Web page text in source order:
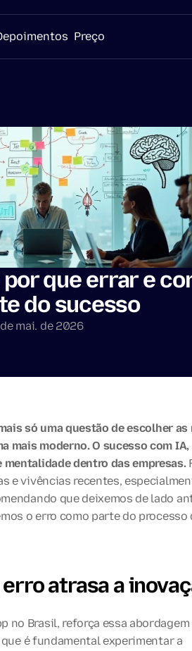
Preço
por que errar e
do sucesso
mai. de 2026
só uma questão de escolher as
mais moderno. O sucesso com
dentro das empresas.
e vivências recentes,
que deixemos de lado
o erro como parte do processo
atrasa a
no Brasil, reforça essa abordagem
é fundamental experimentar a